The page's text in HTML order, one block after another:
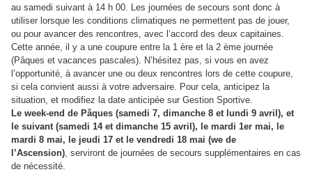
au samedi suivant à 14 h 00. Les journées de secours sont donc à
utiliser lorsque les conditions climatiques ne permettent pas de jouer,
ou pour avancer des rencontres, avec l’accord des deux capitaines.
Cette année, il y a une coupure entre la 1 ère et la 2 ème journée
(Pâques et vacances pascales). N’hésitez pas, si vous en avez
l’opportunité, à avancer une ou deux rencontres lors de cette coupure,
si cela convient aussi à votre adversaire. Pour cela, anticipez la
situation, et modifiez la date anticipée sur Gestion Sportive.
Le week-end de Pâques (samedi 7, dimanche 8 et lundi 9 avril), et
le suivant (samedi 14 et dimanche 15 avril), le mardi 1er mai, le
mardi 8 mai, le jeudi 17 et le vendredi 18 mai (we de
l’Ascension), serviront de journées de secours supplémentaires en cas
de nécessité.